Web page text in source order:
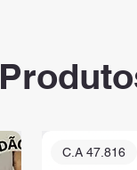
C.A 47.816